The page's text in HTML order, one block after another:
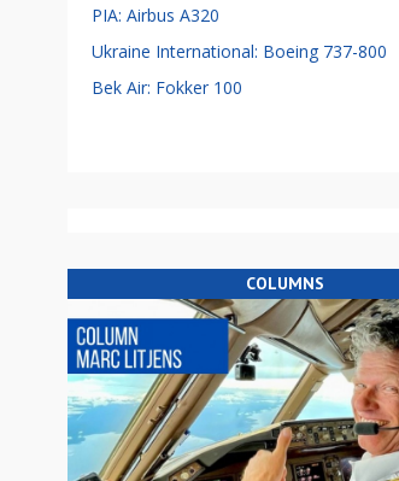
PIA: Airbus A320
Ukraine International: Boeing 737-800
Bek Air: Fokker 100
COLUMNS